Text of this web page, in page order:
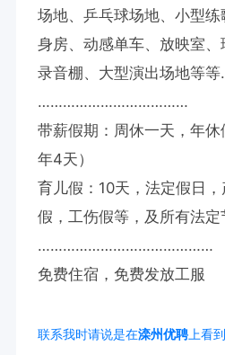
场地、乒乓球场地、小型
身房、动感单车、放映室、
录音棚、大型演出场地等
………………………………
带薪假期：周休一天，年
年4天）
育儿假：10天，法定假日
假，工伤假等，及所有法
……………………………………
免费住宿，免费发放工服
联系我时请说是在滦州优聘上看